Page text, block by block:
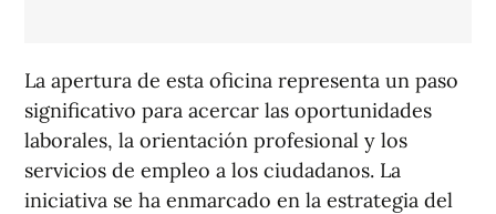
La apertura de esta oficina representa un paso
significativo para acercar las oportunidades
laborales, la orientación profesional y los
servicios de empleo a los ciudadanos. La
iniciativa se ha enmarcado en la estrategia del